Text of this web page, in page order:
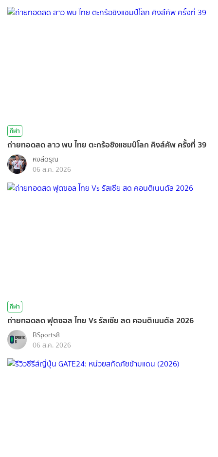
กีฬา
ถ่ายทอดสด ลาว พบ ไทย ตะกร้อชิงแชมป์โลก คิงส์คัพ ครั้งที่ 39
หงส์ดรุณ
06 ส.ค. 2026
กีฬา
ถ่ายทอดสด ฟุตซอล ไทย Vs รัสเซีย สด คอนติเนนตัล 2026
BSports8
06 ส.ค. 2026